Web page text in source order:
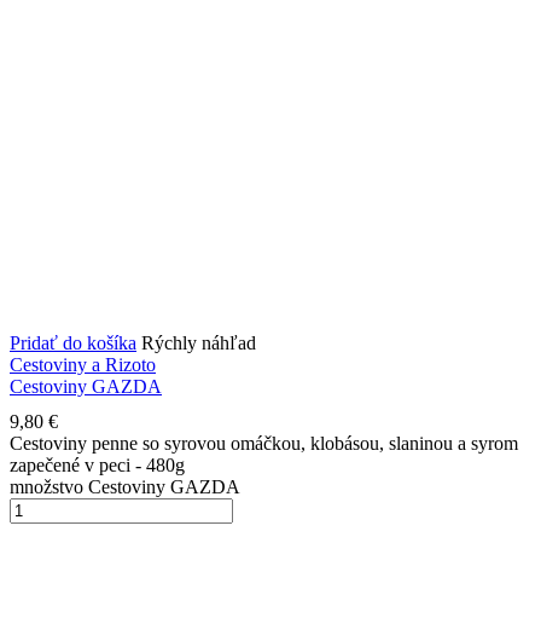
Pridať do košíka Rýchly náhľad
Cestoviny a Rizoto
Cestoviny GAZDA
9,80 €
Cestoviny penne so syrovou omáčkou, klobásou, slaninou a syrom
zapečené v peci - 480g
množstvo Cestoviny GAZDA